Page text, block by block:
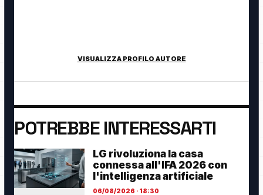
VISUALIZZA PROFILO AUTORE
POTREBBE INTERESSARTI
LG rivoluziona la casa
connessa all'IFA 2026 con
l'intelligenza artificiale
06/08/2026 · 18:30